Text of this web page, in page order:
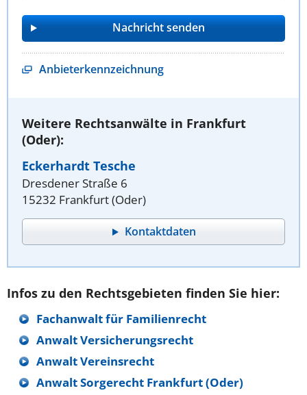
Anbieterkennzeichnung
Weitere Rechtsanwälte in Frankfurt
(Oder):
Eckerhardt Tesche
Dresdener Straße 6
15232 Frankfurt (Oder)
Kontaktdaten
Infos zu den Rechtsgebieten finden Sie hier:
Fachanwalt für Familienrecht
Anwalt Versicherungsrecht
Anwalt Vereinsrecht
Anwalt Sorgerecht Frankfurt (Oder)